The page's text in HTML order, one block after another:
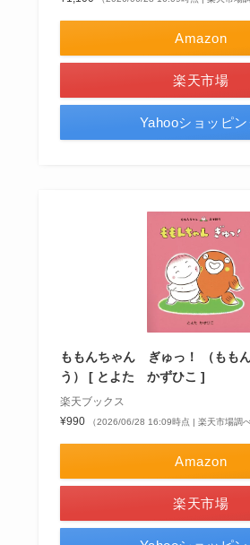
Amazon
楽天市場
Yahooショッピ
ももんちゃん ぎゅっ！ （もも
う） [ とよた かずひこ ]
楽天ブックス
¥990
（2026/06/28 16:09時点 | 楽天市場調べ
Amazon
楽天市場